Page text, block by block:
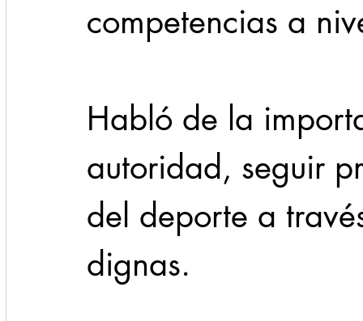
competencias a
Habló de la
autoridad, seguir
del deporte a
dignas.